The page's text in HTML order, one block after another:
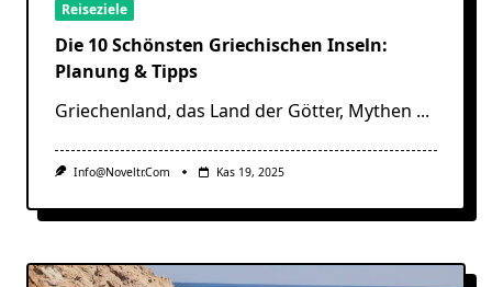
Reiseziele
Die 10 Schönsten Griechischen Inseln:
Planung & Tipps
Griechenland, das Land der Götter, Mythen ...
Info@noveltr.com Kas 19, 2025